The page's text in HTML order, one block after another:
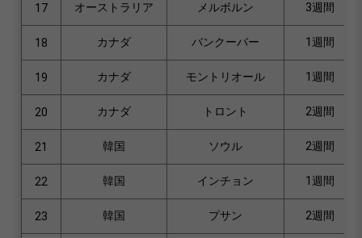
17 オーストラリア メルボルン 3週間
18 カナダ バンクーバー 1週間
19 カナダ モントリオール 1週間
20 カナダ トロント 2週間
21 韓国 ソウル 2週間
22 韓国 インチョン 1週間
23 韓国 プサン 2週間